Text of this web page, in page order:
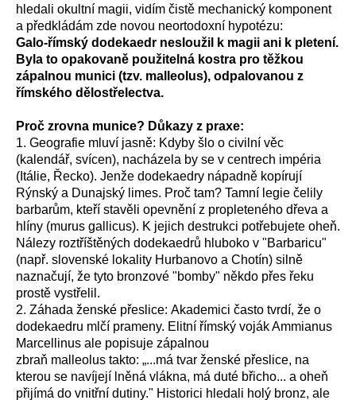
hledali okultní magii, vidím čistě mechanický komponent
a předkládám zde novou neortodoxní hypotézu:
Galo-římský dodekaedr nesloužil k magii ani k pletení.
Byla to opakovaně použitelná kostra pro těžkou
zápalnou munici (tzv. malleolus), odpalovanou z
římského dělostřelectva.
Proč zrovna munice? Důkazy z praxe:
1. Geografie mluví jasně: Kdyby šlo o civilní věc
(kalendář, svícen), nacházela by se v centrech impéria
(Itálie, Řecko). Jenže dodekaedry nápadně kopírují
Rýnský a Dunajský limes. Proč tam? Tamní legie čelily
barbarům, kteří stavěli opevnění z propleteného dřeva a
hlíny (murus gallicus). K jejich destrukci potřebujete oheň.
Nálezy roztříštěných dodekaedrů hluboko v "Barbaricu"
(např. slovenské lokality Hurbanovo a Chotín) silně
naznačují, že tyto bronzové "bomby" někdo přes řeku
prostě vystřelil.
2. Záhada ženské přeslice: Akademici často tvrdí, že o
dodekaedru mlčí prameny. Elitní římský voják Ammianus
Marcellinus ale popisuje zápalnou
zbraň malleolus takto: „...má tvar ženské přeslice, na
kterou se navíjejí lněná vlákna, má duté břicho... a oheň
přijímá do vnitřní dutiny." Historici hledali holý bronz, ale